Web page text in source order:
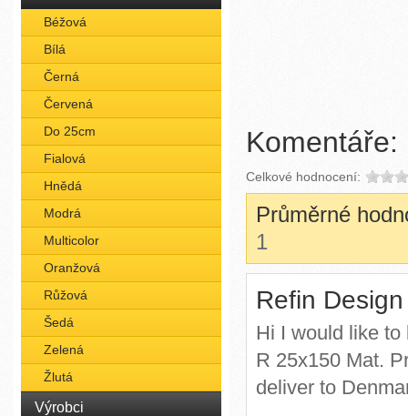
Béžová
Bílá
Černá
Červená
Do 25cm
Fialová
Hnědá
Modrá
Multicolor
Oranžová
Růžová
Šedá
Zelená
Žlutá
Výrobci
Komentáře:
Celkové hodnocení:
Průměrné
1
Refin Design
Hi I would like
R 25x150 Mat.
deliver to